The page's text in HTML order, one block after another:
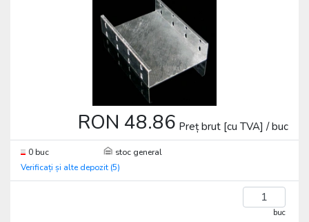
RON 48.86 Preț brut [cu TVA] / buc
0 buc
stoc general
Verificați și alte depozit (5)
buc